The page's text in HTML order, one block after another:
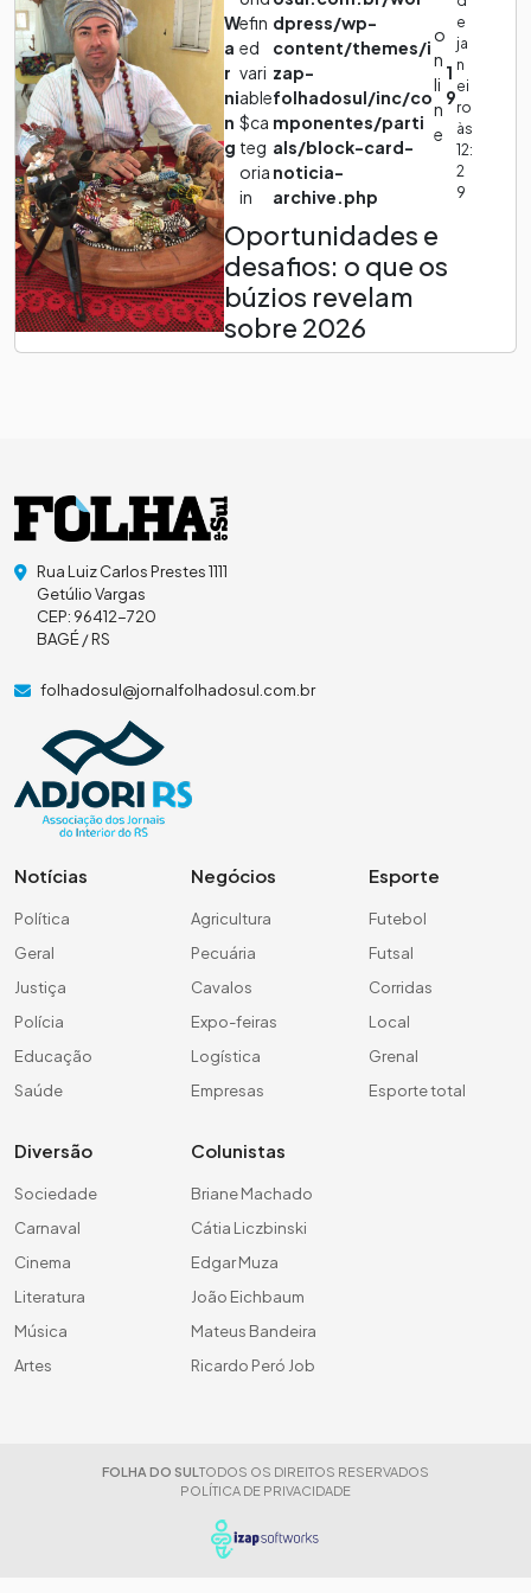
W
a
r
ni
n
g
efin
ed
vari
able
$ca
teg
oria
in
dpress/wp-
content/themes/i
zap-
folhadosul/inc/co
mponentes/parti
als/block-card-
noticia-
archive.php
o
n
li
n
e
1
9
e
ja
n
ei
ro
às
12:
2
9
Oportunidades e
desafios: o que os
búzios revelam
sobre 2026
Rua Luiz Carlos Prestes 1111
Getúlio Vargas
CEP: 96412-720
BAGÉ / RS
folhadosul@jornalfolhadosul.com.br
Notícias
Política
Geral
Justiça
Polícia
Educação
Saúde
Negócios
Agricultura
Pecuária
Cavalos
Expo-feiras
Logística
Empresas
Esporte
Futebol
Futsal
Corridas
Local
Grenal
Esporte total
Diversão
Sociedade
Carnaval
Cinema
Literatura
Música
Artes
Colunistas
Briane Machado
Cátia Liczbinski
Edgar Muza
João Eichbaum
Mateus Bandeira
Ricardo Peró Job
FOLHA DO SUL TODOS OS DIREITOS RESERVADOS
POLÍTICA DE PRIVACIDADE